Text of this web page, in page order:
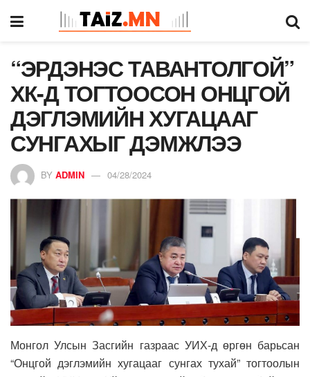
“ЭРДЭНЭС ТАВАНТОЛГОЙ”
ХК-Д ТОГТООСОН ОНЦГОЙ
ДЭГЛЭМИЙН ХУГАЦААГ
СУНГАХЫГ ДЭМЖЛЭЭ
BY ADMIN 04/28/2024
Монгол Улсын Засгийн газраас УИХ-д өргөн барьсан
“Онцгой дэглэмийн хугацааг сунгах тухай” тогтоолын